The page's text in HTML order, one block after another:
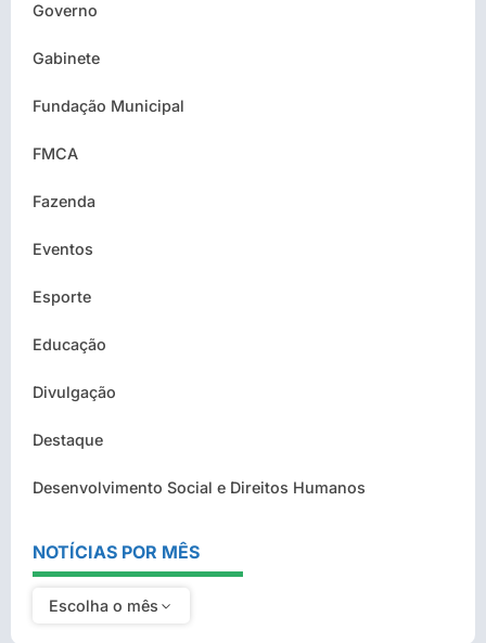
Governo
Gabinete
Fundação Municipal
FMCA
Fazenda
Eventos
Esporte
Educação
Divulgação
Destaque
Desenvolvimento Social e Direitos Humanos
NOTÍCIAS POR MÊS
Escolha o mês